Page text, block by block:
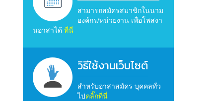
สามารถสมัครสมาชิกในนาม
องค์กร/หน่วยงาน เพื่อโพสงา
นอาสาได้ ที่นี่
วิธีใช้งานเว็บไซต์
สำหรับอาสาสมัคร บุคคลทั่ว
ไปคลิ๊กที่นี่